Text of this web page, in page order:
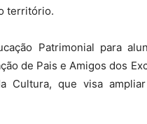
território.
Patrimonial para
de Pais e Amigos dos
Cultura, que visa